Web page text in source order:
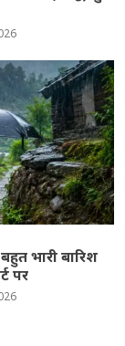
भारी बारिश
पर